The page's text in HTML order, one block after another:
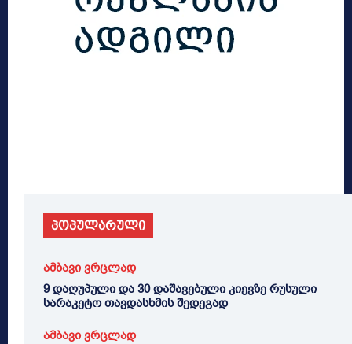
პოპულარული
ამბავი ვრცლად
9 დაღუპული და 30 დაშავებული კიევზე რუსული
სარაკეტო თავდასხმის შედეგად
ამბავი ვრცლად